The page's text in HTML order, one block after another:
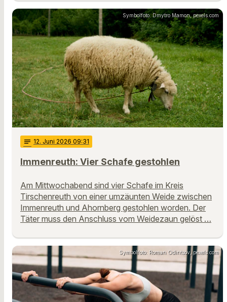
Symbolfoto: Dmytro Mamon, pexels.com
notes 12. Juni 2026 09:31
Immenreuth: Vier Schafe gestohlen
Am Mittwochabend sind vier Schafe im Kreis
Tirschenreuth von einer umzäunten Weide zwischen
Immenreuth und Ahornberg gestohlen worden. Der
Täter muss den Anschluss vom Weidezaun gelöst …
Symbolfoto: Roman Odintsov, pexels.com